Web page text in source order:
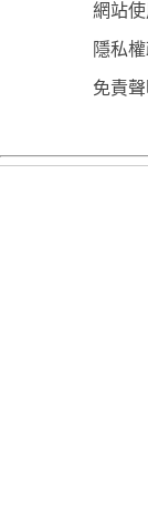
網站
隱私
免責聲